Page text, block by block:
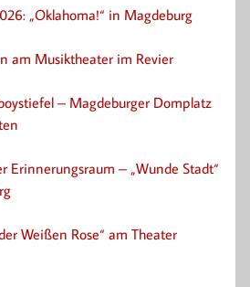
„Oklahoma!“ in Magdeburg
am Musiktheater im Revier
– Magdeburger Domplatz
Erinnerungsraum – „Wunde Stadt“
Weißen Rose“ am Theater